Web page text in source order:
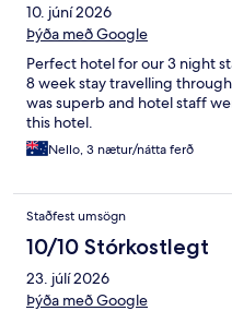
10. júní 2026
Þýða með Google
Perfect hotel for our 3 night
8 week stay travelling
was superb and hotel staff
this hotel.
Nello, 3 nætur/nátta ferð
Staðfest umsögn
10/10 Stórkostlegt
23. júlí 2026
Þýða með Google